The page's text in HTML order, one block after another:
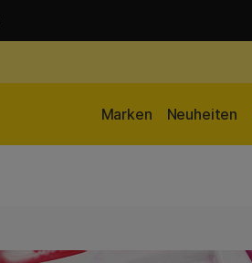
Neuheiten
Marken